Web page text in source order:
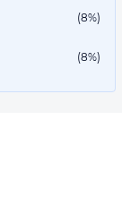
(8%)
(8%)